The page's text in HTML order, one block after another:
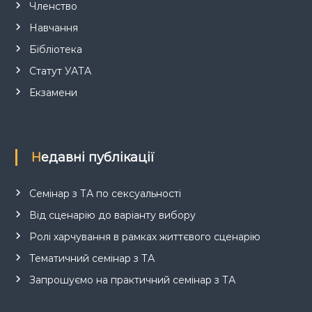
Членство
Навчання
Бібліотека
Статут УАТА
Екзамени
Недавні публікації
Семінар з ТА по сексуальності
Від сценарію до варіанту вибору
Ролі харчування в рамках життєвого сценарію
Тематичний семінар з ТА
Запрошуємо на практичний семінар з ТА